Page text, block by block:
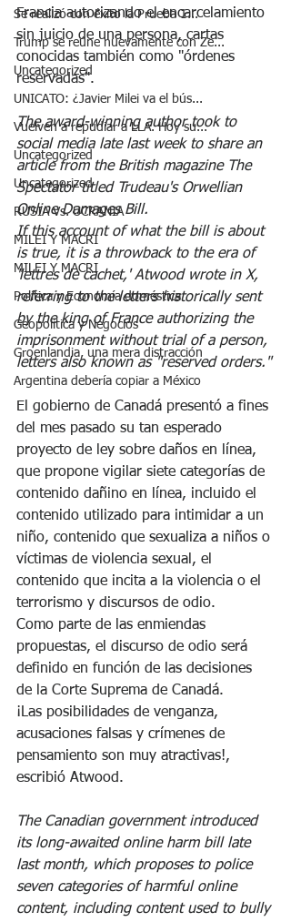
Se realizó con éxito la Prueba 1...
Trump se reúne nuevamente con Ze...
Uncategorized
UNICATO: ¿Javier Milei va el bús...
Vuelven a repudiar a LLA. Hoy su...
Uncategorized
Uncategorized
RUSIA Vs. UCRANIA
MILEI Y MACRI
MILEI Y MACRI
Política y Economía doméstica
Geopolítica y Negocios
Groenlandia, una mera distracción
Argentina debería copiar a México
Francia autorizando el encarcelamiento
sin juicio de una persona, cartas
conocidas también como "órdenes
reservadas".
The award-winning author took to
social media late last week to share an
article from the British magazine The
Spectator titled Trudeau's Orwellian
Online Damages Bill.
If this account of what the bill is about
is true, it is a throwback to the era of
'lettres de cachet,' Atwood wrote in X,
referring to the letters historically sent
by the king of France authorizing the
imprisonment without trial of a person,
letters also known as "reserved orders."
El gobierno de Canadá presentó a fines
del mes pasado su tan esperado
proyecto de ley sobre daños en línea,
que propone vigilar siete categorías de
contenido dañino en línea, incluido el
contenido utilizado para intimidar a un
niño, contenido que sexualiza a niños o
víctimas de violencia sexual, el
contenido que incita a la violencia o el
terrorismo y discursos de odio.
Como parte de las enmiendas
propuestas, el discurso de odio será
definido en función de las decisiones
de la Corte Suprema de Canadá.
¡Las posibilidades de venganza,
acusaciones falsas y crímenes de
pensamiento son muy atractivas!,
escribió Atwood.
The Canadian government introduced
its long-awaited online harm bill late
last month, which proposes to police
seven categories of harmful online
content, including content used to bully